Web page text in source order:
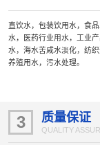
直饮水，包装饮用水，食
水，医药行业用水，工业
水，海水苦咸水淡化，纺
养殖用水，污水处理。
3 质量保证
QUALITY